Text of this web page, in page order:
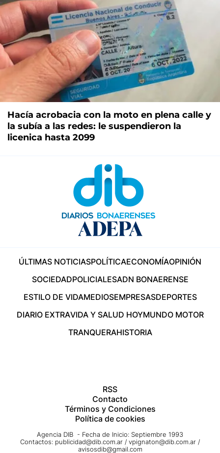
Hacía acrobacia con la moto en plena calle y
la subía a las redes: le suspendieron la
licenica hasta 2099
ÚLTIMAS NOTICIASPOLÍTICAECONOMÍAOPINIÓN
SOCIEDADPOLICIALESADN BONAERENSE
ESTILO DE VIDAMEDIOSEMPRESASDEPORTES
DIARIO EXTRAVIDA Y SALUD HOYMUNDO MOTOR
TRANQUERAHISTORIA
RSS
Contacto
Términos y Condiciones
Política de cookies
Agencia DIB - Fecha de Inicio: Septiembre 1993
Contactos: publicidad@dib.com.ar / vpignaton@dib.com.ar /
avisosdib@gmail.com